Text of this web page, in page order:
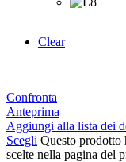
Clear
Confronta
Anteprima
Aggiungi alla lista dei
Scegli Questo prodotto
scelte nella pagina del